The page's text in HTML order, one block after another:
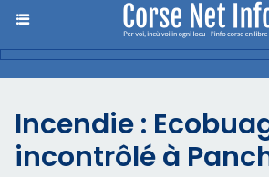
Incendie :
incontrôlé à